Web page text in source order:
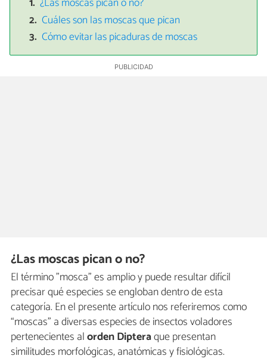
¿Las moscas pican o no?
Cuáles son las moscas que pican
Cómo evitar las picaduras de moscas
¿Las moscas pican o no?
El término "mosca" es amplio y puede resultar difícil
precisar qué especies se engloban dentro de esta
categoría. En el presente artículo nos referiremos como
“moscas” a diversas especies de insectos voladores
pertenecientes alorden Dipteraque presentan
similitudes morfológicas, anatómicas y fisiológicas.